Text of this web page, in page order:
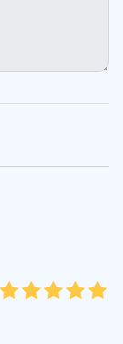
45
4
35
3
25
2
15
1
05